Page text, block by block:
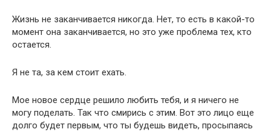
Жизнь не заканчивается никогда. Нет, то есть в какой-то
момент она заканчивается, но это уже проблема тех, кто
остается.
Я не та, за кем стоит ехать.
Мое новое сердце решило любить тебя, и я ничего не
могу поделать. Так что смирись с этим. Вот это лицо еще
долго будет первым, что ты будешь видеть, просыпаясь